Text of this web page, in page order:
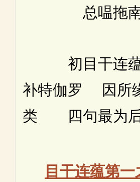
总嗢拖南
初目干连
补特伽罗 因所
类 四句最为
目干连蕴第